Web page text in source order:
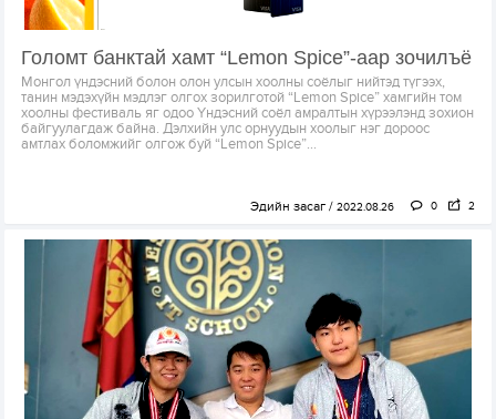
Голомт банктай хамт “Lemon Spice”-аар зочилъё
Монгол үндэсний болон олон улсын хоолны соёлыг нийтэд түгээх,
танин мэдэхүйн мэдлэг олгох зорилготой “Lemon Spice” хамгийн том
хоолны фестиваль яг одоо Үндэсний соёл амралтын хүрээлэнд зохион
байгуулагдаж байна. Дэлхийн улс орнуудын хоолыг нэг дороос
амтлах боломжийг олгож буй “Lemon Spice”...
Эдийн засаг 2022.08.26 0 2